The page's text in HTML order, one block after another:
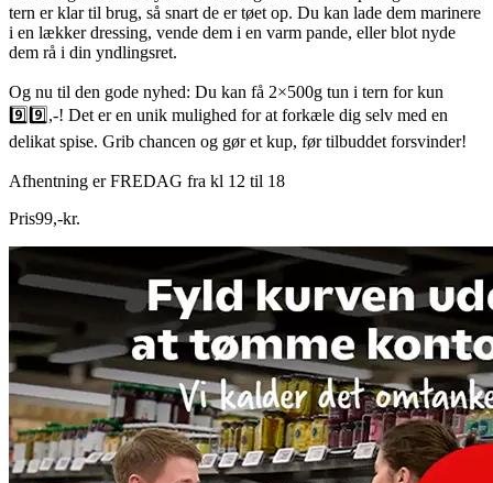
tern er klar til brug, så snart de er tøet op. Du kan lade dem marinere
i en lækker dressing, vende dem i en varm pande, eller blot nyde
dem rå i din yndlingsret.
Og nu til den gode nyhed: Du kan få 2×500g tun i tern for kun
9️⃣9️⃣,-! Det er en unik mulighed for at forkæle dig selv med en
delikat spise. Grib chancen og gør et kup, før tilbuddet forsvinder!
Afhentning er FREDAG fra kl 12 til 18
Pris99,-kr.